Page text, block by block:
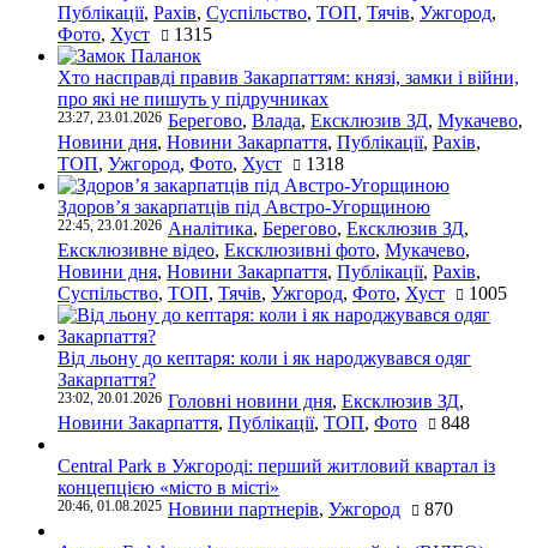
Публікації, Рахів, Суспільство, ТОП, Тячів, Ужгород,
Фото, Хуст 1315
Хто насправді правив Закарпаттям: князі, замки і війни,
про які не пишуть у підручниках
23:27, 23.01.2026 Берегово, Влада, Ексклюзив ЗД, Мукачево,
Новини дня, Новини Закарпаття, Публікації, Рахів,
ТОП, Ужгород, Фото, Хуст 1318
Здоров’я закарпатців під Австро-Угорщиною
22:45, 23.01.2026 Аналітика, Берегово, Ексклюзив ЗД,
Ексклюзивне відео, Ексклюзивні фото, Мукачево,
Новини дня, Новини Закарпаття, Публікації, Рахів,
Суспільство, ТОП, Тячів, Ужгород, Фото, Хуст 1005
Від льону до кептаря: коли і як народжувався одяг
Закарпаття?
23:02, 20.01.2026 Головні новини дня, Ексклюзив ЗД,
Новини Закарпаття, Публікації, ТОП, Фото 848
Central Park в Ужгороді: перший житловий квартал із
концепцією «місто в місті»
20:46, 01.08.2025 Новини партнерів, Ужгород 870